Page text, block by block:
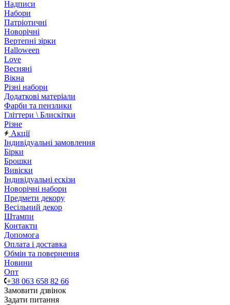
Надписи
Набори
Патріотичні
Новорічні
Вертепні зірки
Halloween
Love
Весняні
Вікна
Різні набори
Додаткові матеріали
Фарби та пензлики
Гліттери \ Блискітки
Різне
Акції
Індивідуальні замовлення
Бірки
Брошки
Вивіски
Індивідуальні ескізи
Новорічні набори
Предмети декору
Весільний декор
Штампи
Контакти
Допомога
Оплата і доставка
Обмін та повернення
Новини
Опт
+38 063 658 82 66
Замовити дзвінок
Задати питання